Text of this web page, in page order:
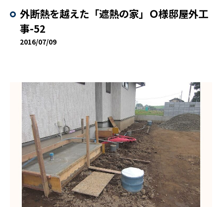
外断熱を越えた「遮熱の家」Ｏ様邸屋外工
事-52
2016/07/09